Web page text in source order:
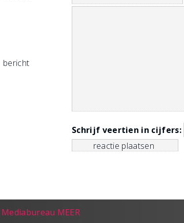
bericht
Schrijf veertien in cijfers:
Mediabureau MEER